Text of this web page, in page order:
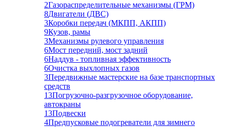
2Газораспределительные механизмы (ГРМ)
8Двигатели (ДВС)
3Коробки передач (МКПП, АКПП)
9Кузов, рамы
3Механизмы рулевого управления
6Мост передний, мост задний
6Наддув - топливная эффективность
6Очистка выхлопных газов
3Передвижные мастерские на базе транспортных
средств
13Погрузочно-разгрузочное оборудование,
автокраны
13Подвески
4Предпусковые подогреватели для зимнего